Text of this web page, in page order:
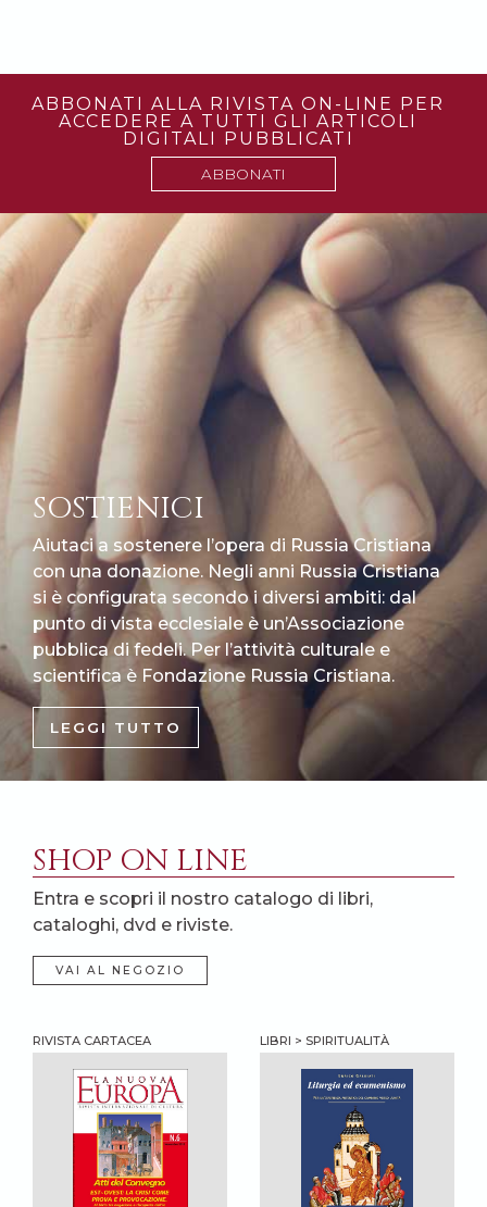
ABBONATI ALLA RIVISTA ON-LINE PER
ACCEDERE A TUTTI GLI ARTICOLI
DIGITALI PUBBLICATI
ABBONATI
SOSTIENICI
Aiutaci a sostenere l’opera di Russia Cristiana
con una donazione. Negli anni Russia Cristiana
si è configurata secondo i diversi ambiti: dal
punto di vista ecclesiale è un’Associazione
pubblica di fedeli. Per l’attività culturale e
scientifica è Fondazione Russia Cristiana.
LEGGI TUTTO
SHOP ON LINE
Entra e scopri il nostro catalogo di libri,
cataloghi, dvd e riviste.
VAI AL NEGOZIO
RIVISTA CARTACEA LIBRI > SPIRITUALITÀ